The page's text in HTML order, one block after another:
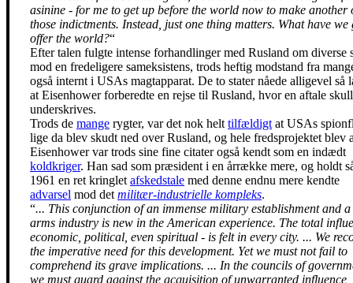
asinine - for me to get up before the world now to make another
those indictments. Instead, just one thing matters. What have we
offer the world?“
Efter talen fulgte intense forhandlinger med Rusland om diverse
mod en fredeligere sameksistens, trods heftig modstand fra
også internt i USAs magtapparat. De to stater nåede alligevel så
at Eisenhower forberedte en rejse til Rusland, hvor en aftale
underskrives.
Trods de mange rygter, var det nok helt tilfældigt at USAs
lige da blev skudt ned over Rusland, og hele fredsprojektet blev
Eisenhower var trods sine fine citater også kendt som en indædt
koldkriger. Han sad som præsident i en årrække mere, og holdt
1961 en ret kringlet afskedstale med denne endnu mere kendte
advarsel mod det militær-industrielle kompleks.
“... This conjunction of an immense military establishment and
arms industry is new in the American experience. The total
economic, political, even spiritual - is felt in every city. ... We
the imperative need for this development. Yet we must not fail to
comprehend its grave implications. ... In the councils of
we must guard against the acquisition of unwarranted influence,